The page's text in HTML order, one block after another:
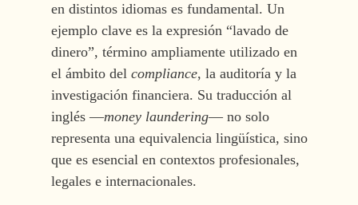
en distintos idiomas es fundamental. Un
ejemplo clave es la expresión “lavado de
dinero”, término ampliamente utilizado en
el ámbito del compliance, la auditoría y la
investigación financiera. Su traducción al
inglés —money laundering— no solo
representa una equivalencia lingüística, sino
que es esencial en contextos profesionales,
legales e internacionales.